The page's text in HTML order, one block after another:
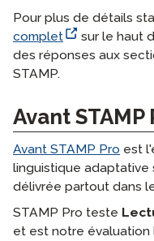
Pour plus de détails
complet
sur le haut
des réponses aux
STAMP.
Avant STAMP
Avant STAMP Pro est
linguistique adaptative
délivrée partout dans
STAMP Pro teste
et est notre